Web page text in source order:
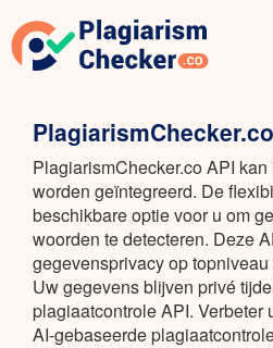
PlagiarismChecker.co API
worden geïntegreerd. De
beschikbare optie voor u om
woorden te detecteren. Deze
gegevensprivacy op
Uw gegevens blijven privé
plagiaatcontrole API. Verbeter
AI-gebaseerde